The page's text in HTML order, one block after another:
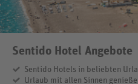
Sentido Hotel Angebote
Sentido Hotels in beliebten
Urlaub mit allen Sinnen